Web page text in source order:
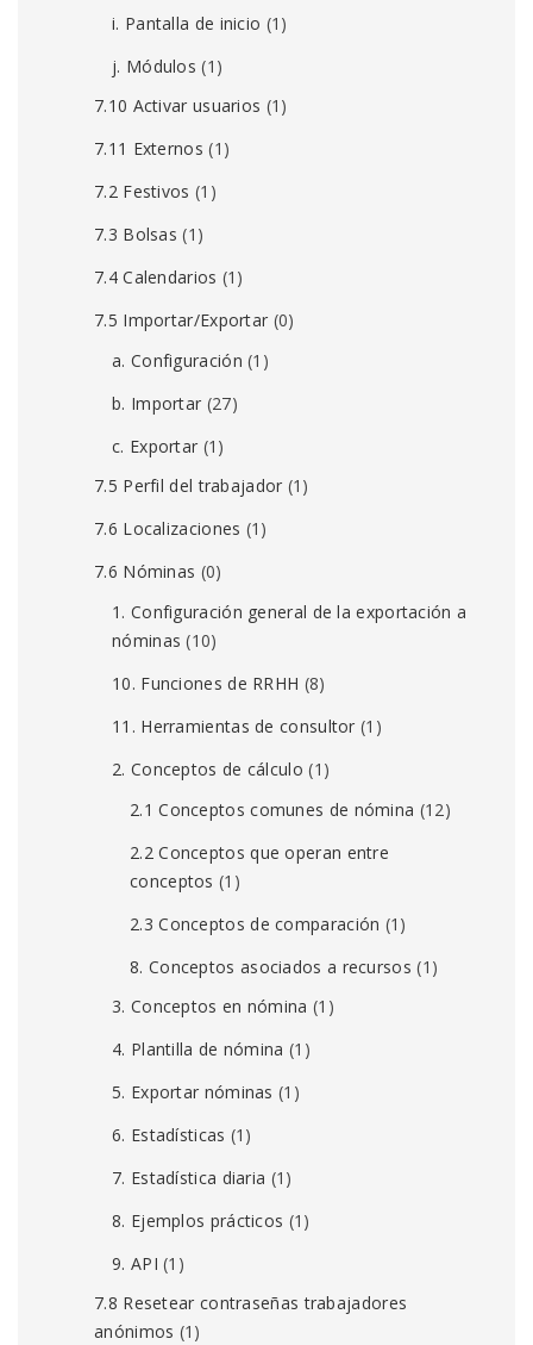
i. Pantalla de inicio (1)
j. Módulos (1)
7.10 Activar usuarios (1)
7.11 Externos (1)
7.2 Festivos (1)
7.3 Bolsas (1)
7.4 Calendarios (1)
7.5 Importar/Exportar (0)
a. Configuración (1)
b. Importar (27)
c. Exportar (1)
7.5 Perfil del trabajador (1)
7.6 Localizaciones (1)
7.6 Nóminas (0)
1. Configuración general de la exportación a
nóminas (10)
10. Funciones de RRHH (8)
11. Herramientas de consultor (1)
2. Conceptos de cálculo (1)
2.1 Conceptos comunes de nómina (12)
2.2 Conceptos que operan entre
conceptos (1)
2.3 Conceptos de comparación (1)
8. Conceptos asociados a recursos (1)
3. Conceptos en nómina (1)
4. Plantilla de nómina (1)
5. Exportar nóminas (1)
6. Estadísticas (1)
7. Estadística diaria (1)
8. Ejemplos prácticos (1)
9. API (1)
7.8 Resetear contraseñas trabajadores
anónimos (1)